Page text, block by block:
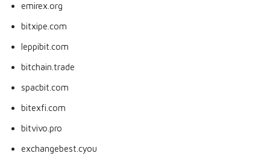
emirex.org
bitxipe.com
leppibit.com
bitchain.trade
spacbit.com
bitexfi.com
bitvivo.pro
exchangebest.cyou